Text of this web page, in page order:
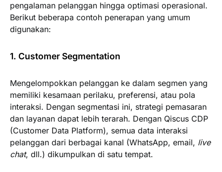
pengalaman pelanggan hingga optimasi operasional.
Berikut beberapa contoh penerapan yang umum
digunakan:
1. Customer Segmentation
Mengelompokkan pelanggan ke dalam segmen yang
memiliki kesamaan perilaku, preferensi, atau pola
interaksi. Dengan segmentasi ini, strategi pemasaran
dan layanan dapat lebih terarah. Dengan Qiscus CDP
(Customer Data Platform), semua data interaksi
pelanggan dari berbagai kanal (WhatsApp, email, live
chat, dll.) dikumpulkan di satu tempat.